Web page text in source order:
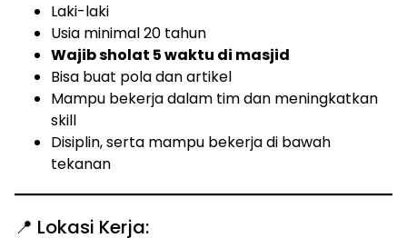
Laki-laki
Usia minimal 20 tahun
Wajib sholat 5 waktu di masjid
Bisa buat pola dan artikel
Mampu bekerja dalam tim dan meningkatkan
skill
Disiplin, serta mampu bekerja di bawah
tekanan
📍 Lokasi Kerja: